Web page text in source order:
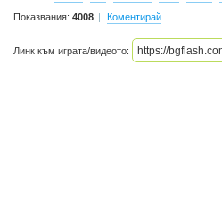
Показвания: 4008 Коментирай
Линк към играта/видеото: